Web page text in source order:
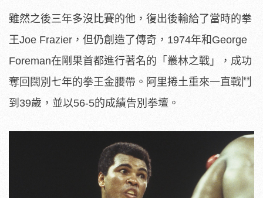
雖然之後三年多沒比賽的他，復出後輸給了當時的拳
王Joe Frazier，但仍創造了傳奇，1974年和George
Foreman在剛果首都進行著名的「叢林之戰」，成功
奪回闊別七年的拳王金腰帶。阿里捲土重來一直戰鬥
到39歲，並以56-5的成績告別拳壇。